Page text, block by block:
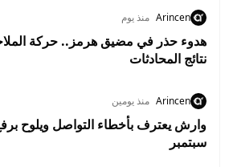
Arincen منذ يوم
هدوء حذر في مضيق هرمز.. حركة
نتائج المحادثات
Arincen منذ يومين
وارش يعترف بأخطاء التواصل ويلوح
سبتمبر